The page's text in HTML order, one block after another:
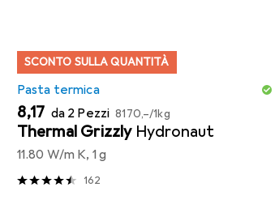
SCONTO SULLA QUANTITÀ
Pasta termica
EUR
8,17 da 2 Pezzi EUR
8170,–/1kg
Thermal Grizzly Hydronaut
11.80 W/m K, 1 g
162